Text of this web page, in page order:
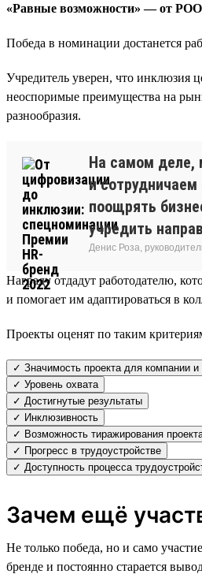
«Равные возможности» — от
Победа в номинации достанется
Учредитель уверен, что инклюзия
неоспоримые преимущества на
разнообразия.
На самом деле,
и
поощрять
учредить
Денис Роза,
Награду отдадут работодателю,
и помогает им адаптироваться в
Проекты оценят по таким
✓ Значимость проекта для компании
✓ Уровень охвата
✓ Достигнутые результаты
✓ Инклюзивность
✓ Возможность тиражирования
✓ Прогресс в трудоустройстве
✓ Доступность процесса
Зачем ещё
Не только победа, но и само
бренде и постоянно старается